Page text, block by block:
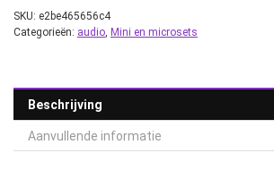
SKU: e2be465656c4
Categorieën: audio, Mini en microsets
Beschrijving
Aanvullende informatie